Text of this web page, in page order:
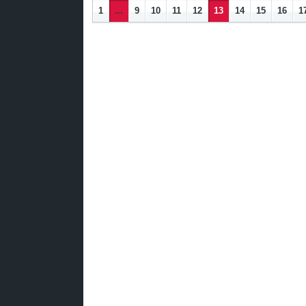
1 ... 9 10 11 12 13 14 15 16